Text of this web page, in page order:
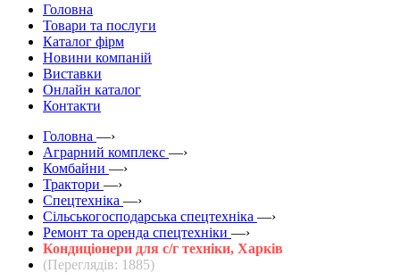
Головна
Товари та послуги
Каталог фірм
Новини компаній
Виставки
Онлайн каталог
Контакти
Головна —›
Аграрний комплекс —›
Комбайни —›
Трактори —›
Спецтехніка —›
Сільськогосподарська спецтехніка —›
Ремонт та оренда спецтехніки —›
Кондиціонери для с/г техніки, Харків
(Переглядів: 1885)